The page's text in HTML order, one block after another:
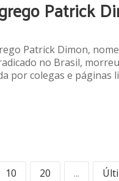
Patrick
Patrick Dimon,
no Brasil,
por colegas e páginas
10 20 ...